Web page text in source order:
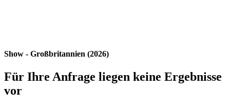
Show - Großbritannien (2026)
Für Ihre Anfrage liegen keine Ergebnisse
vor